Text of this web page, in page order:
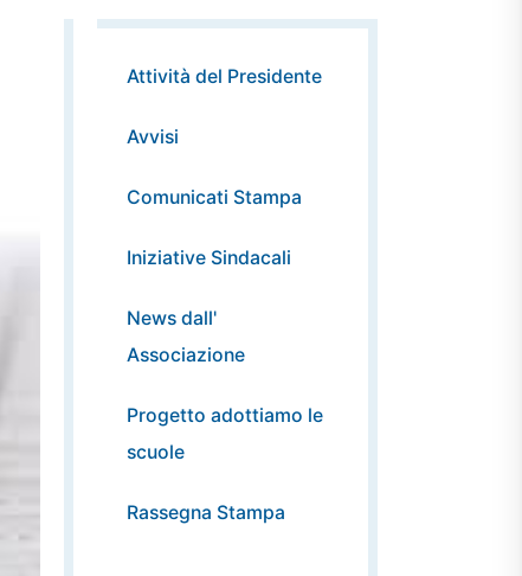
Attività del Presidente
Avvisi
Comunicati Stampa
Iniziative Sindacali
News dall'
Associazione
Progetto adottiamo le
scuole
Rassegna Stampa